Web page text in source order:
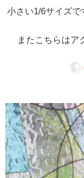
【ドレスリメ
【ドレスリメ
【ドレスリ
【ドレスリメ
【ドレスリメ
【ドレス・タ
小さい1/6サイズで
またこちらはア